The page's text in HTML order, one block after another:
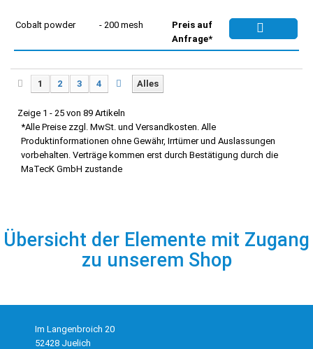
Cobalt powder - 200 mesh
Preis auf
Anfrage*
Alles
1 2 3 4
Zeige 1 - 25 von 89 Artikeln
*Alle Preise zzgl. MwSt. und Versandkosten. Alle
Produktinformationen ohne Gewähr, Irrtümer und Auslassungen
vorbehalten. Verträge kommen erst durch Bestätigung durch die
MaTecK GmbH zustande
Übersicht der Elemente mit Zugang
zu unserem Shop
Im Langenbroich 20
52428 Juelich